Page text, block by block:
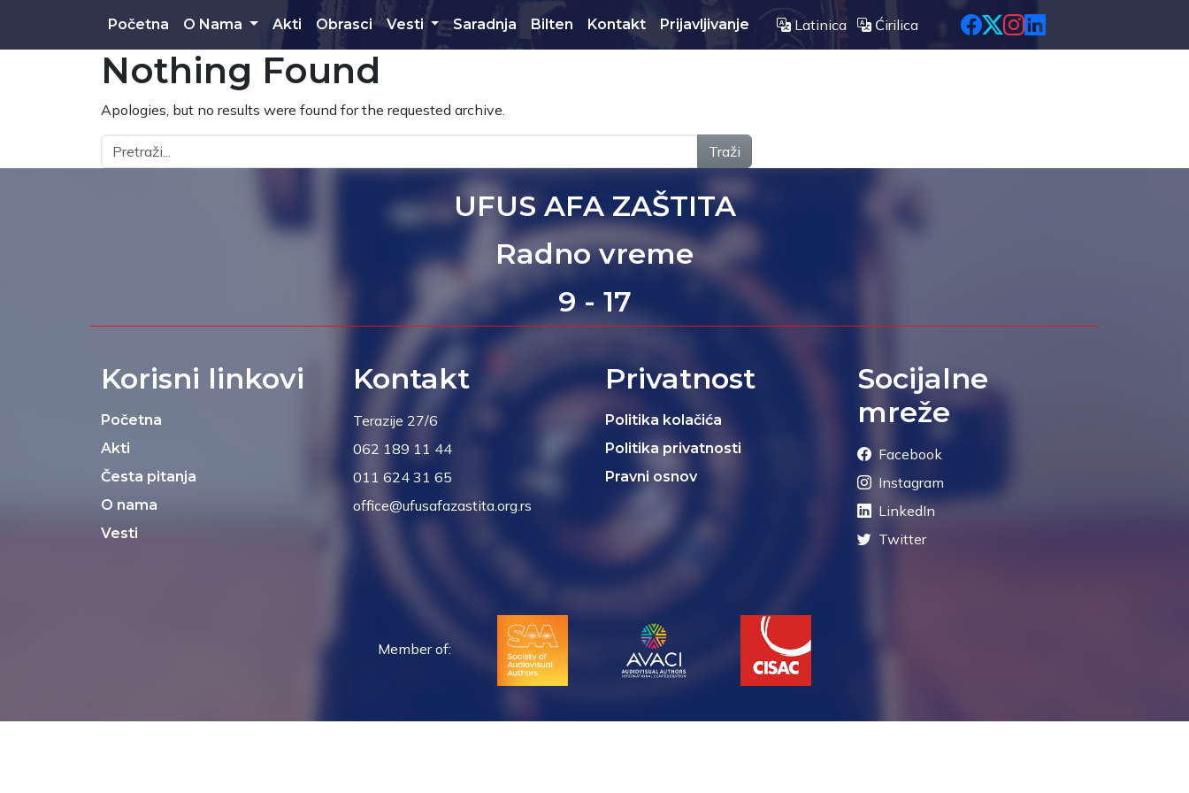
Početna O Nama Akti Obrasci Vesti Saradnja Bilten Kontakt Prijavljivanje Latinica Ćirilica
Nothing Found
Apologies, but no results were found for the requested archive.
Traži
UFUS AFA ZAŠTITA
Radno vreme
9 - 17
Korisni linkovi
Početna
Akti
Česta pitanja
O nama
Vesti
Kontakt
Terazije 27/6
062 189 11 44
011 624 31 65
office@ufusafazastita.org.rs
Privatnost
Politika kolačića
Politika privatnosti
Pravni osnov
Socijalne
mreže
Facebook
Instagram
LinkedIn
Twitter
Member of: